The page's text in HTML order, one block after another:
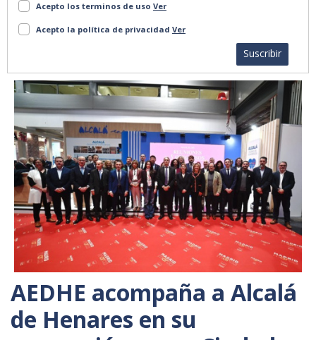
Acepto los terminos de uso Ver
Acepto la política de privacidad Ver
Suscribir
AEDHE acompaña a Alcalá
de Henares en su